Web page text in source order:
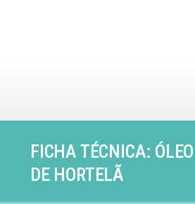
FICHA TÉCNICA:
DE HORTELÃ